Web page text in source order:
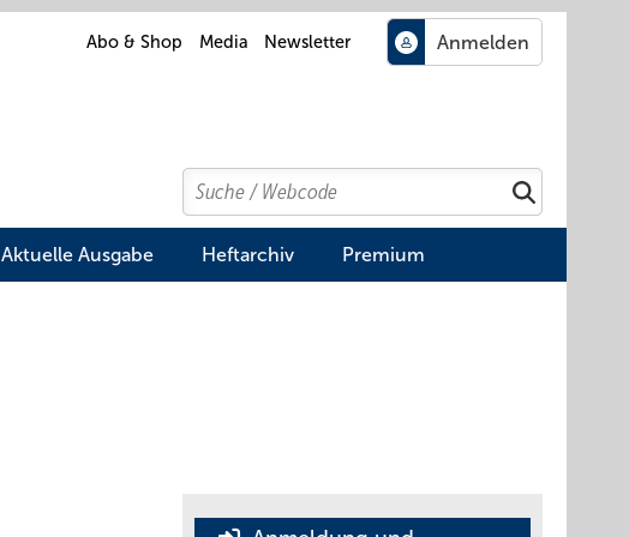
Abo & Shop Media Newsletter
Search
Suchen
Aktuelle Ausgabe Heftarchiv Premium